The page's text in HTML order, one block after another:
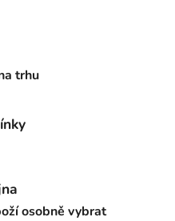
trhu
osobně vybrat